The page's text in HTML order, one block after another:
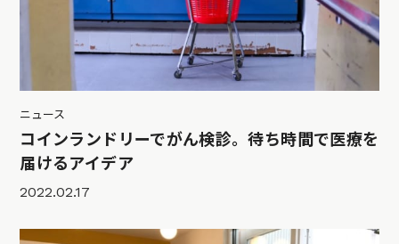
ニュース
コインランドリーでがん検診。待ち時間で医療を
届けるアイデア
2022.02.17